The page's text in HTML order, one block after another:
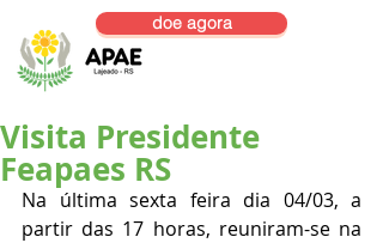
doe agora
Visita Presidente
Feapaes RS
Na última sexta feira dia 04/03, a
partir das 17 horas, reuniram-se na